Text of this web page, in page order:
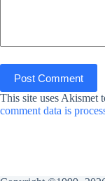
Post Comment
This site uses Akismet
comment data is